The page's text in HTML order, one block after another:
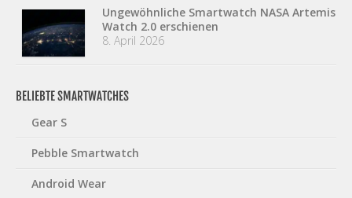
Ungewöhnliche Smartwatch NASA Artemis
Watch 2.0 erschienen
8. April 2026
BELIEBTE SMARTWATCHES
Gear S
Pebble Smartwatch
Android Wear